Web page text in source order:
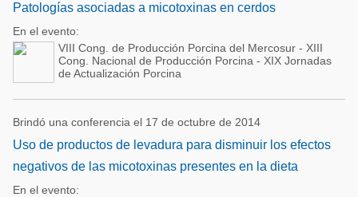
Patologías asociadas a micotoxinas en cerdos
En el evento:
VIII Cong. de Producción Porcina del Mercosur - XIII
Cong. Nacional de Producción Porcina - XIX Jornadas
de Actualización Porcina
Brindó una conferencia el 17 de octubre de 2014
Uso de productos de levadura para disminuir los efectos
negativos de las micotoxinas presentes en la dieta
En el evento: